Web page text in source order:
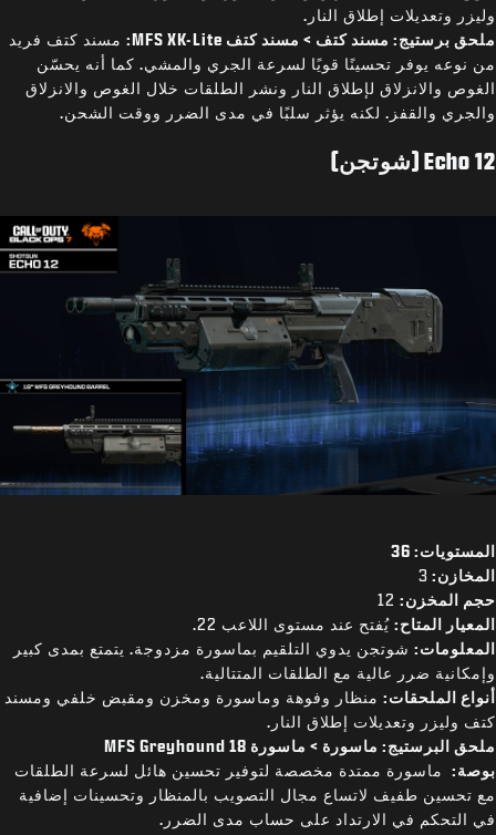
وليزر وتعديلات إطلاق النار.
ملحق برستيج: مسند كتف > مسند كتف MFS XK-Lite:
مسند كتف فريد
من نوعه يوفر تحسينًا قويًا لسرعة الجري والمشي. كما أنه يحسّن
الغوص والانزلاق لإطلاق النار ونشر الطلقات خلال الغوص والانزلاق
والجري والقفز. لكنه يؤثر سلبًا في مدى الضرر ووقت الشحن.
Echo 12 (شوتجن)
المستويات: 36
المخازن: 3
حجم المخزن:
المعيار المتاح: يُفتح عند مستوى اللاعب 22.
المعلومات: شوتجن يدوي التلقيم بماسورة مزدوجة. يتمتع بمدى كبير
وإمكانية ضرر عالية مع الطلقات المتتالية.
أنواع الملحقات: منظار وفوهة وماسورة ومخزن ومقبض خلفي ومسند
كتف وليزر وتعديلات إطلاق النار.
ملحق البرستيج: ماسورة > ماسورة MFS Greyhound 18
بوصة: ماسورة ممتدة مخصصة لتوفير تحسين هائل لسرعة الطلقات
مع تحسين طفيف لاتساع مجال التصويب بالمنظار وتحسينات إضافية
في التحكم في الارتداد على حساب مدى الضرر.